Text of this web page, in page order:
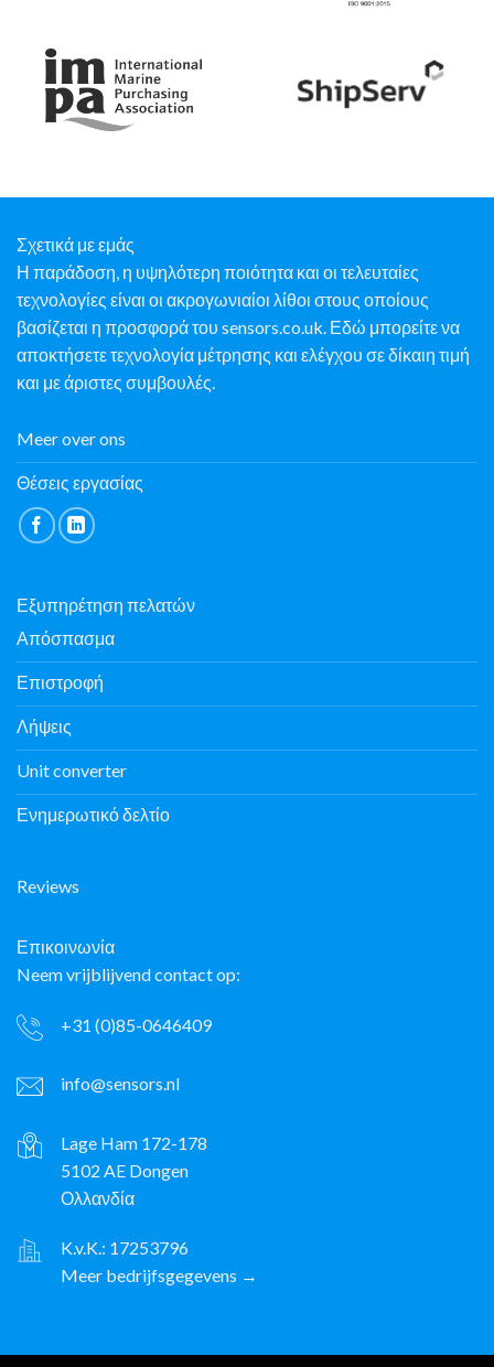
Σχετικά με εμάς
Η παράδοση, η υψηλότερη ποιότητα και οι τελευταίες
τεχνολογίες είναι οι ακρογωνιαίοι λίθοι στους οποίους
βασίζεται η προσφορά του sensors.co.uk. Εδώ μπορείτε να
αποκτήσετε τεχνολογία μέτρησης και ελέγχου σε δίκαιη τιμή
και με άριστες συμβουλές.
Meer over ons
Θέσεις εργασίας
Εξυπηρέτηση πελατών
Απόσπασμα
Επιστροφή
Λήψεις
Unit converter
Ενημερωτικό δελτίο
Reviews
Επικοινωνία
Neem vrijblijvend contact op:
+31 (0)85-0646409
info@sensors.nl
Lage Ham 172-178
5102 AE Dongen
Ολλανδία
K.v.K.: 17253796
Meer bedrijfsgegevens →